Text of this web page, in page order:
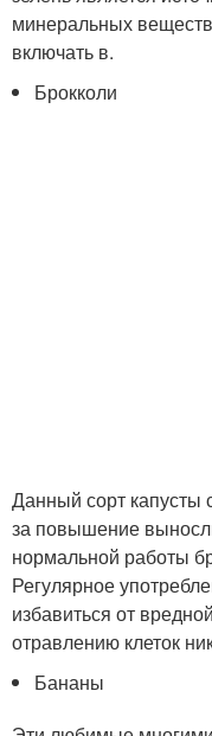
минеральных
включать в.
Брокколи
Данный сорт
за повышение
нормальной работы
Регулярное
избавиться от
отравлению клеток
Бананы